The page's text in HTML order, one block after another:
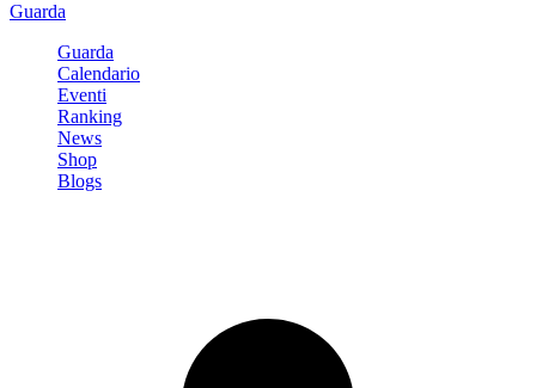
Guarda
Guarda
Calendario
Eventi
Ranking
News
Shop
Blogs